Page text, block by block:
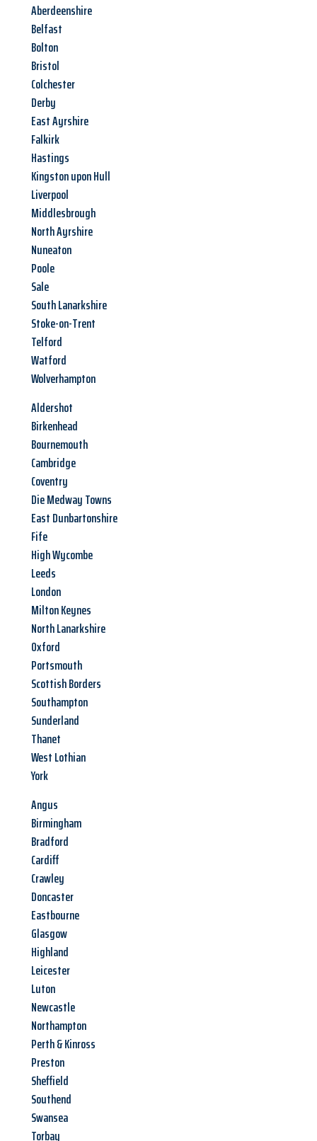
Aberdeenshire
Belfast
Bolton
Bristol
Colchester
Derby
East Ayrshire
Falkirk
Hastings
Kingston upon Hull
Liverpool
Middlesbrough
North Ayrshire
Nuneaton
Poole
Sale
South Lanarkshire
Stoke-on-Trent
Telford
Watford
Wolverhampton
Aldershot
Birkenhead
Bournemouth
Cambridge
Coventry
Die Medway Towns
East Dunbartonshire
Fife
High Wycombe
Leeds
London
Milton Keynes
North Lanarkshire
Oxford
Portsmouth
Scottish Borders
Southampton
Sunderland
Thanet
West Lothian
York
Angus
Birmingham
Bradford
Cardiff
Crawley
Doncaster
Eastbourne
Glasgow
Highland
Leicester
Luton
Newcastle
Northampton
Perth & Kinross
Preston
Sheffield
Southend
Swansea
Torbay